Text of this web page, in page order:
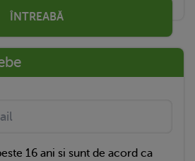
ÎNTREABĂ
16 ani si sunt de acord ca